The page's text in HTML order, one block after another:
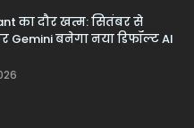
का दौर खत्म: सितंबर से
Gemini बनेगा नया डिफॉल्ट AI